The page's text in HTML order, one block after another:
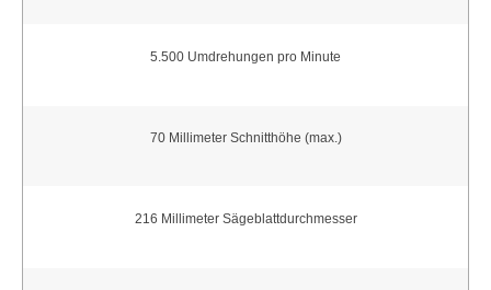
5.500 Umdrehungen pro Minute
70 Millimeter Schnitthöhe (max.)
216 Millimeter Sägeblattdurchmesser